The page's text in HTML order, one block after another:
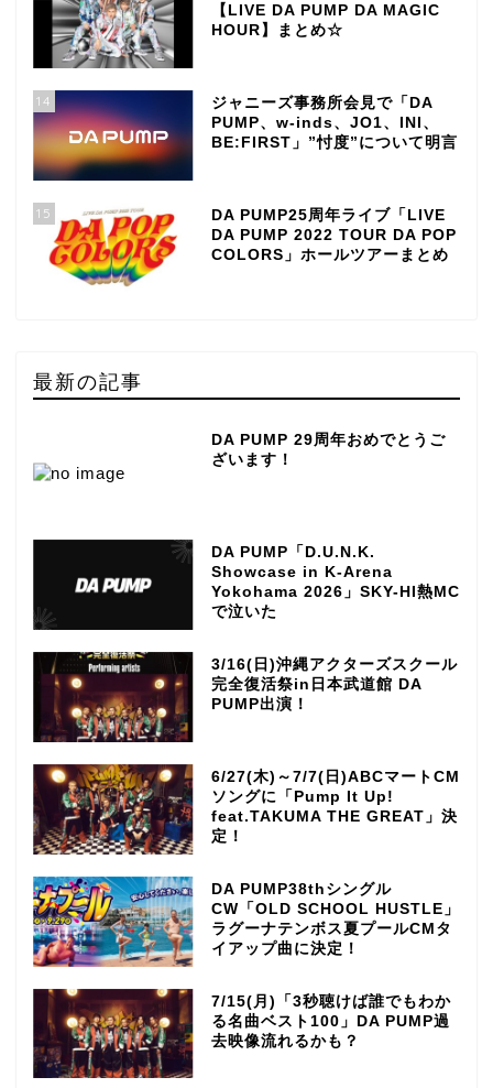
【LIVE DA PUMP DA MAGIC
HOUR】まとめ☆
14
ジャニーズ事務所会見で「DA
PUMP、w-inds、JO1、INI、
BE:FIRST」”忖度”について明言
15
DA PUMP25周年ライブ「LIVE
DA PUMP 2022 TOUR DA POP
COLORS」ホールツアーまとめ
最新の記事
DA PUMP 29周年おめでとうご
ざいます！
DA PUMP「D.U.N.K.
Showcase in K-Arena
Yokohama 2026」SKY-HI熱MC
で泣いた
3/16(日)沖縄アクターズスクール
完全復活祭in日本武道館 DA
PUMP出演！
6/27(木)～7/7(日)ABCマートCM
ソングに「Pump It Up!
feat.TAKUMA THE GREAT」決
定！
DA PUMP38thシングル
CW「OLD SCHOOL HUSTLE」
ラグーナテンボス夏プールCMタ
イアップ曲に決定！
7/15(月)「3秒聴けば誰でもわか
る名曲ベスト100」DA PUMP過
去映像流れるかも？